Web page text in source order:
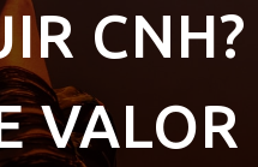
CNH?
VALOR